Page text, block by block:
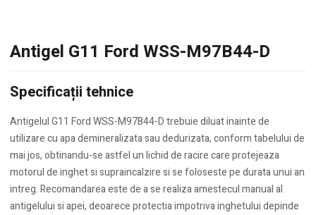
Antigel G11 Ford WSS-M97B44-D
Specificații tehnice
Antigelul G11 Ford WSS-M97B44-D trebuie diluat inainte de
utilizare cu apa demineralizata sau dedurizata, conform tabelului de
mai jos, obtinandu-se astfel un lichid de racire care protejeaza
motorul de inghet si supraincalzire si se foloseste pe durata unui an
intreg. Recomandarea este de a se realiza amestecul manual al
antigelului si apei, deoarece protectia impotriva inghetului depinde